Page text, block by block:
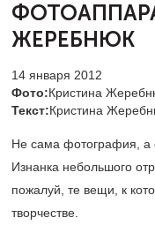
ЖЕРЕБНЮК
14 января 2012
Фото:Кристина
Текст:Кристина
Не сама фотография, а
Изнанка небольшого
пожалуй, те вещи, к
творчестве.